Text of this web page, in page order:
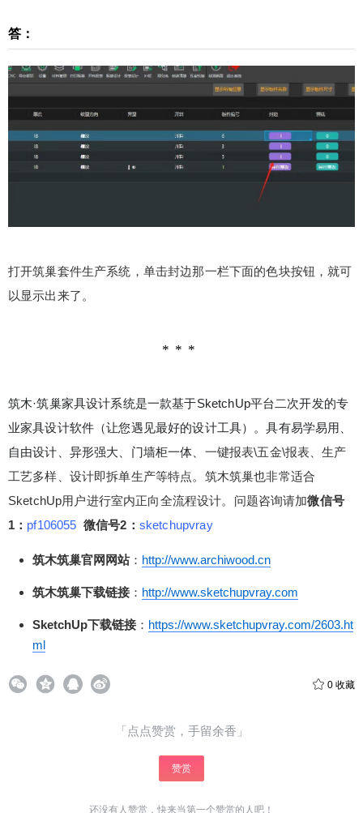
答：
打开筑巢套件生产系统，单击封边那一栏下面的色块按钮，就可
以显示出来了。
筑木·筑巢家具设计系统是一款基于SketchUp平台二次开发的专
业家具设计软件（让您遇见最好的设计工具）。具有易学易用、
自由设计、异形强大、门墙柜一体、 一键报表\五金\报表、生产
工艺多样、设计即拆单生产等特点。筑木筑巢也非常适合
SketchUp用户进行室内正向全流程设计。问题咨询请加微信号
1： pf106055 微信号2： sketchupvray
筑木筑巢官网网站： http://www.archiwood.cn
筑木筑巢下载链接 ： http://www.sketchupvray.com
SketchUp下载链接 ： https://www.sketchupvray.com/2603.ht
ml
0 收藏
「点点赞赏，手留余香」
赞赏
还没有人赞赏，快来当第一个赞赏的人吧！